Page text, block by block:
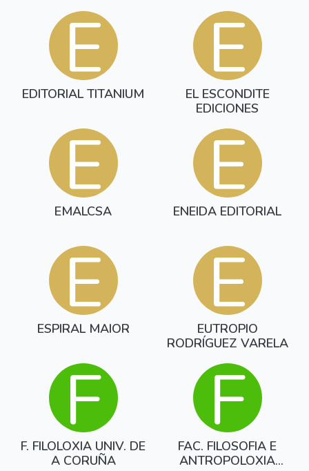
E
EDITORIAL TITANIUM E
EL ESCONDITE
EDICIONES
E
EMALCSA E
ENEIDA EDITORIAL
E
ESPIRAL MAIOR E
EUTROPIO
RODRÍGUEZ VARELA
F
F. FILOLOXIA UNIV. DE
A CORUÑA
F
FAC. FILOSOFIA E
ANTROPOLOXIA